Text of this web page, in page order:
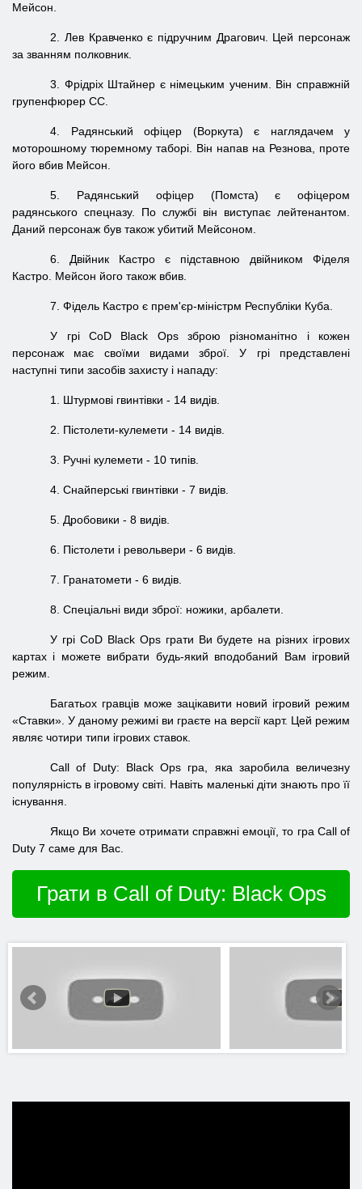
Мейсон.
2. Лев Кравченко є підручним Драгович. Цей персонаж
за званням полковник.
3. Фрідріх Штайнер є німецьким ученим. Він справжній
групенфюрер СС.
4. Радянський офіцер (Воркута) є наглядачем у
моторошному тюремному таборі. Він напав на Резнова, проте
його вбив Мейсон.
5. Радянський офіцер (Помста) є офіцером
радянського спецназу. По службі він виступає лейтенантом.
Даний персонаж був також убитий Мейсоном.
6. Двійник Кастро є підставною двійником Фіделя
Кастро. Мейсон його також вбив.
7. Фідель Кастро є прем'єр-міністрм Республіки Куба.
У грі CoD Black Ops зброю різноманітно і кожен
персонаж має своїми видами зброї. У грі представлені
наступні типи засобів захисту і нападу:
1. Штурмові гвинтівки - 14 видів.
2. Пістолети-кулемети - 14 видів.
3. Ручні кулемети - 10 типів.
4. Снайперські гвинтівки - 7 видів.
5. Дробовики - 8 видів.
6. Пістолети і револьвери - 6 видів.
7. Гранатомети - 6 видів.
8. Спеціальні види зброї: ножики, арбалети.
У грі CoD Black Ops грати Ви будете на різних ігрових
картах і можете вибрати будь-який вподобаний Вам ігровий
режим.
Багатьох гравців може зацікавити новий ігровий режим
«Ставки». У даному режимі ви граєте на версії карт. Цей режим
являє чотири типи ігрових ставок.
Call of Duty: Black Ops гра, яка заробила величезну
популярність в ігровому світі. Навіть маленькі діти знають про її
існування.
Якщо Ви хочете отримати справжні емоції, то гра Call of
Duty 7 саме для Вас.
Грати в Call of Duty: Black Ops